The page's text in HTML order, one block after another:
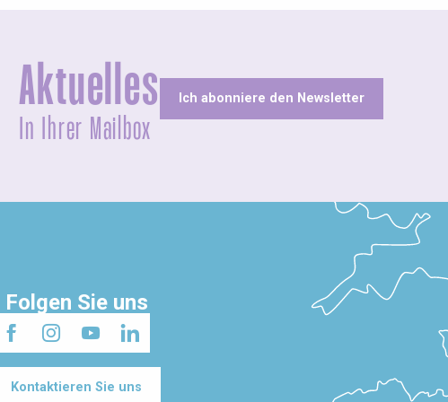
Aktuelles
In Ihrer Mailbox
Ich abonniere den Newsletter
Folgen Sie uns
Kontaktieren Sie uns